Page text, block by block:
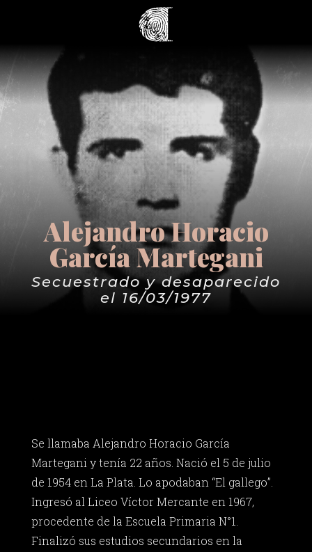
Alejandro Horacio
García Martegani
Secuestrado y desaparecido
el 16/03/1977
Se llamaba Alejandro Horacio García
Martegani y tenía 22 años. Nació el 5 de julio
de 1954 en La Plata. Lo apodaban “El gallego”.
Ingresó al Liceo Víctor Mercante en 1967,
procedente de la Escuela Primaria N°1.
Finalizó sus estudios secundarios en la